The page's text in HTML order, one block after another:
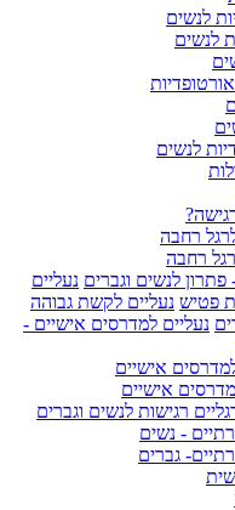
לנשים
לנשים
לנשים
רחבה
רחבה
לנשים וגברים נעליים
פטיש נעליים לקשת גבוהה
נעליים למדרסים אישיים -
אישיים
אישיים
רגישות לנשים וגברים
- נשים
גברים